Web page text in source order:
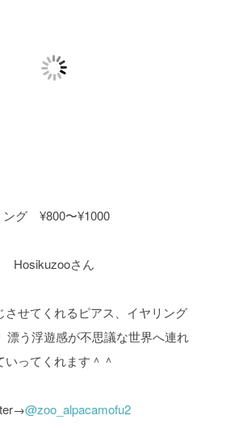
ング ¥800〜¥1000
Hosikuzooさん
させてくれるピアス、イヤリング
漂う浮遊感が不思議な世界へ連れ
いってくれます＾＾
@zoo_alpacamofu2